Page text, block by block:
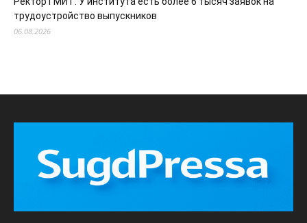
трудоустройство выпускников
06.08.2026